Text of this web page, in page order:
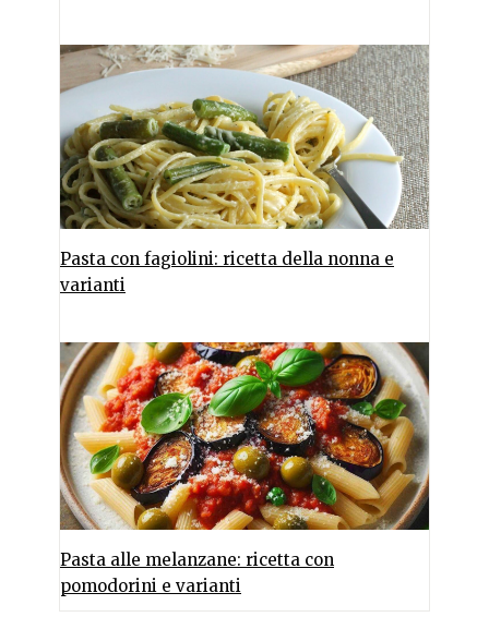
Pasta con fagiolini: ricetta della nonna e
varianti
Pasta alle melanzane: ricetta con
pomodorini e varianti